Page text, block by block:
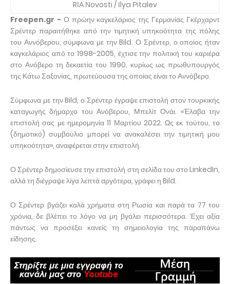
RΙΑ Νovosti / Ιlya Ρitalev
Freepen.gr - Ο πρώην καγκελάριος της Γερμανίας Γκέρχαρντ
Σρέντερ παραιτήθηκε από την τιμητική υπηκοότητα της πόλης
του Αννόβερου, σύμφωνα με την Bild. Ο Σρέντερ, ο οποίος ήταν
καγκελάριος από το 1998-2005, έχτισε την πολιτική του καριέρα
στο Ανόβερο τη δεκαετία του 1990, κυρίως ως πρωθυπουργός
της Κάτω Σαξονίας, πρωτεύουσα της οποίας είναι το Αννόβερο.
Σύμφωνα με την Bild, ο Σρέντερ έγραψε επιστολή στον τουρκικής
καταγωγής δήμαρχο του Ανόβερου, Μπελίτ Ονάι. «Έλαβα την
επιστολή σας με ημερομηνία 11 Μαρτίου 2022. Ως εκ τούτου, το
(δημοτικό) συμβούλιο μπορεί να ανακαλέσει την τιμητική μου
υπηκοότητα», αναφέρεται στην επιστολή.
Ο Σρέντερ δημοσίευσε την επιστολή στη σελίδα του στο LinkedIn,
αλλά τη διέγραψε λίγα λεπτά αργότερα, γράφει η Bild.
Ο Σρέντερ βγάζει καλά χρήματα στη Ρωσία και παρά τα 77 του
χρόνια, δε βλέπει το λόγο να μη βγάλει περισσότερα. Έχει αξία
πάντως να προσέξει κανείς τη σημειολογία της παραπάνω
είδησης.